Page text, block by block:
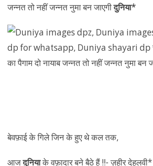
जन्नत तो नहीं जन्नत नुमा बन जाएगीदुनिया*
बेवफ़ाई के गिले जिन के हुए थे कल तक,
आजदुनियाके वफ़ादार बने बैठे हैं !!- ज़हीर देहलवी*